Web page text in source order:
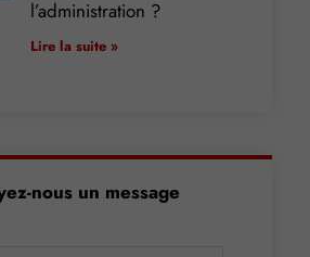
l’administration ?
Lire la suite »
nous un message